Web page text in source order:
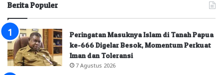
Berita Populer
Peringatan Masuknya Islam di Tanah Papua
ke-666 Digelar Besok, Momentum Perkuat
Iman dan Toleransi
7 Agustus 2026